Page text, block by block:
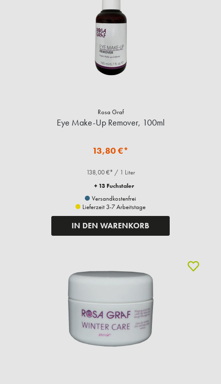
Rosa Graf
Eye Make-Up Remover, 100ml
13,80 €*
138,00 €* / 1 Liter
+ 13 Fuchstaler
Versandkostenfrei
Lieferzeit 3-7 Arbeitstage
IN DEN WARENKORB